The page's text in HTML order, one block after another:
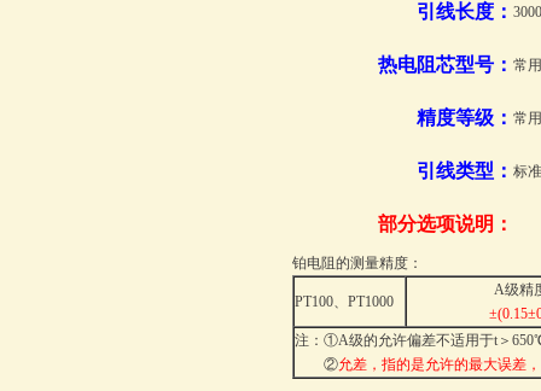
引线长度：
热电阻芯型号： 常
精度等级 ： 常
引线类型 ： 标
部分选项说明：
铂电阻的测量精度：
PT100、PT1000
A级精
注：①A级的允许偏差不适用于t＞
②允差，指的是允许的最大误差